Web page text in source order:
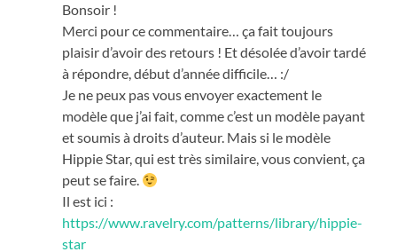
Bonsoir !
Merci pour ce commentaire… ça fait toujours
plaisir d’avoir des retours ! Et désolée d’avoir tardé
à répondre, début d’année difficile… :/
Je ne peux pas vous envoyer exactement le
modèle que j’ai fait, comme c’est un modèle payant
et soumis à droits d’auteur. Mais si le modèle
Hippie Star, qui est très similaire, vous convient, ça
peut se faire.
Il est ici :
https://www.ravelry.com/patterns/library/hippie-
star